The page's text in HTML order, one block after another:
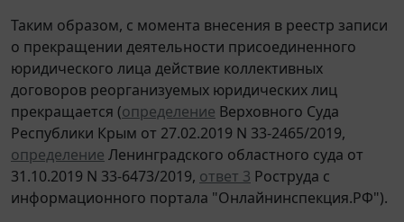
Таким образом, с момента внесения в реестр записи
о прекращении деятельности присоединенного
юридического лица действие коллективных
договоров реорганизуемых юридических лиц
прекращается (определение Верховного Суда
Республики Крым от 27.02.2019 N 33-2465/2019,
определение Ленинградского областного суда от
31.10.2019 N 33-6473/2019, ответ 3 Роструда с
информационного портала "Онлайнинспекция.РФ").